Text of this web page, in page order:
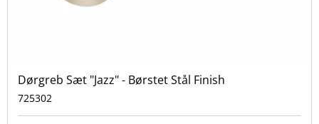
Dørgreb Sæt "Jazz" - Børstet Stål Finish
725302